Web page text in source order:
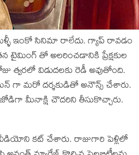
ఇంకో సినిమా రాలేదు. గ్యాప్ రావడం
టైమింగ్ తో అలరించడానికి ప్రేక్షకుల
త్వరలో విడుదలకు రెడీ అవుతోంది.
గా మరో దర్శకుడితో అనౌన్స్ చేశారు.
మీనాక్షి చౌదరిని తీసుకొచ్చారు.
కట్ చేశారు. రాజుగారి పెళ్లిలో